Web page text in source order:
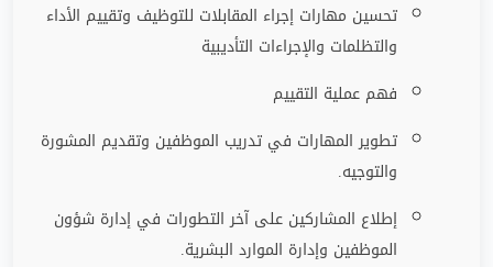
تحسين مهارات إجراء المقابلات للتوظيف وتقييم الأداء
والتظلمات والإجراءات التأديبية
فهم عملية التقييم
تطوير المهارات في تدريب الموظفين وتقديم المشورة
والتوجيه.
إطلاع المشاركين على آخر التطورات في إدارة شؤون
الموظفين وإدارة الموارد البشرية.